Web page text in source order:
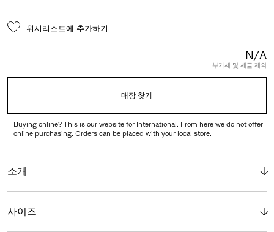
위시리스트에 추가하기
N/A
부가세 및 세금 제외
매장 찾기
Buying online? This is our website for International. From here we do not offer
online purchasing. Orders can be placed with your local store.
소개
사이즈